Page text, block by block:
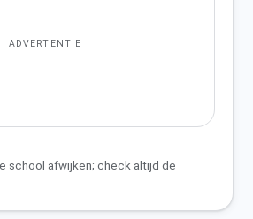
ADVERTENTIE
school afwijken; check altijd de